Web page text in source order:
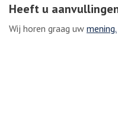
Heeft u
Wij horen graag uw mening.